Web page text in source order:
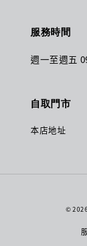
服務時間
週一至週五
自取門市
本店地址
©